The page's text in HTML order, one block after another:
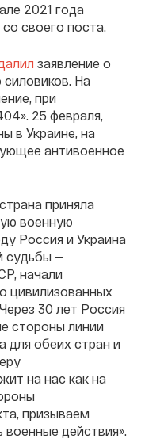
2021 года
своего поста.
заявление о
На
при
25 февраля,
в Украине, на
антивоенное
приняла
военную
Россия и Украина
судьбы —
начали
цивилизованных
30 лет Россия
стороны линии
для обеих стран и
на нас как на
призываем
действия».